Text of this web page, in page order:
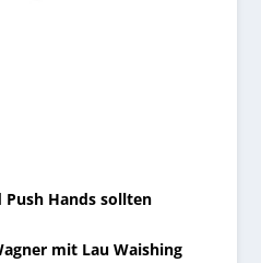
Hands sollten
mit Lau Waishing